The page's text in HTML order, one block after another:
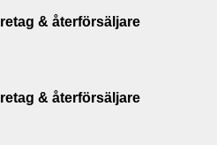
& återförsäljare
& återförsäljare